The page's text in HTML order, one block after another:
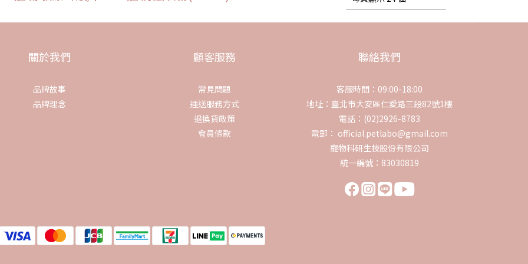
關於我們
品牌故事
品牌理念
顧客服務
常見問題
運送服務方式
退換貨政策
會員條款
聯絡我們
客服時間：09:00-18:00
地址：臺北市大安區仁愛路三段82號1樓
電話：(02)2926-8783
電郵： official.petlabo@gmail.com
寵物科研生技股份有限公司
統一編號：83030819